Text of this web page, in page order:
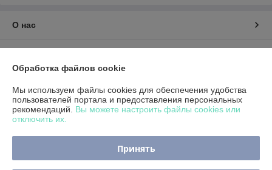
О нас
График работы
Полная версия сайта
Политика обработки cookies
Обработка файлов cookie
Мы используем файлы cookies для обеспечения удобства
пользователей портала и предоставления персональных
рекомендаций. Вы можете настроить файлы cookies или
отключить их.
Принять